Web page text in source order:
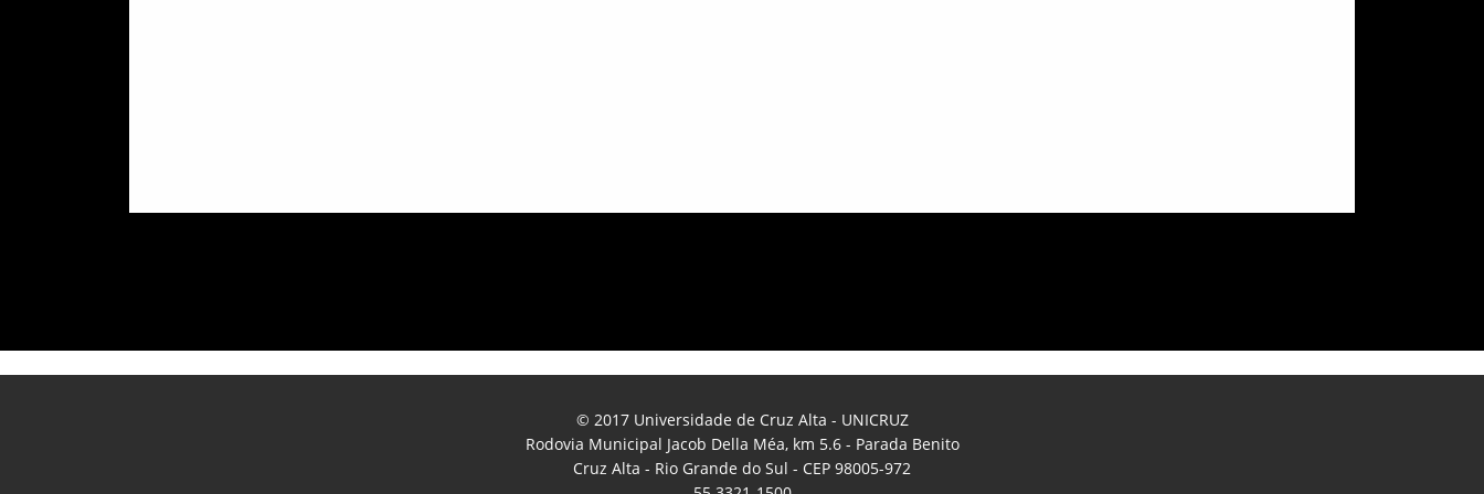
© 2017 Universidade de Cruz Alta - UNICRUZ
Rodovia Municipal Jacob Della Méa, km 5.6 - Parada Benito
Cruz Alta - Rio Grande do Sul - CEP 98005-972